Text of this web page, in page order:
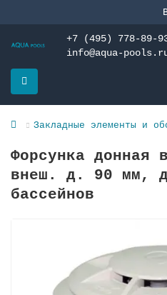
+7 (495) 778-89-
info@aqua-
Закладные элементы и
Форсунка донная
внеш. д. 90 мм,
бассeйнов